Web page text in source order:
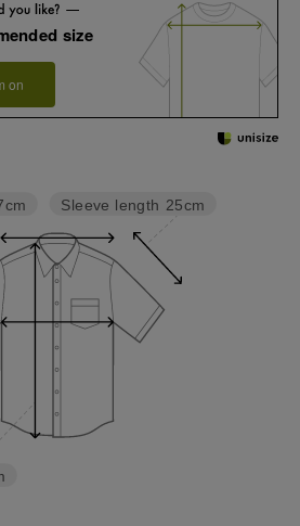
size
on
Sleeve length 25cm